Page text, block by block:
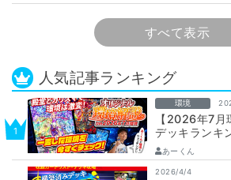
すべて表示
人気記事ランキング
環境
【2026年7月
デッキランキ
グ】
あーくん
2026/4/4